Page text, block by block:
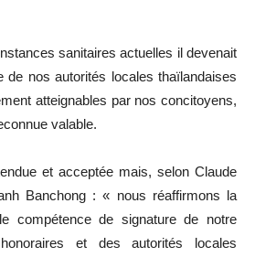
sanitaires actuelles il devenait
de nos autorités locales thaïlandaises
atteignables par nos concitoyens,
valable.
et acceptée mais, selon Claude
Banchong : « nous réaffirmons la
compétence de signature de notre
et des autorités locales